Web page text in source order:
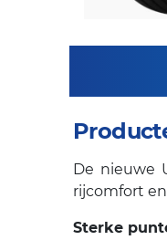
De nieuwe
rijcomfort
Sterke